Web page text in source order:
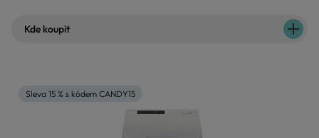
Kde koupit
Sleva 15 % s kódem CANDY15